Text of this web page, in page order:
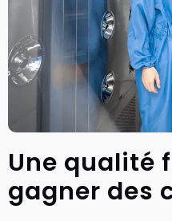
Une qualité
gagner des